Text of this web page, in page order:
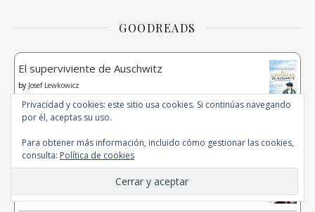
GOODREADS
El superviviente de Auschwitz
by Josef Lewkowicz
Tiempo de osadía
by Roberto Navarro Montes
Privacidad y cookies: este sitio usa cookies. Si continúas navegando
por él, aceptas su uso.
Para obtener más información, incluido cómo gestionar las cookies,
consulta: Política de cookies